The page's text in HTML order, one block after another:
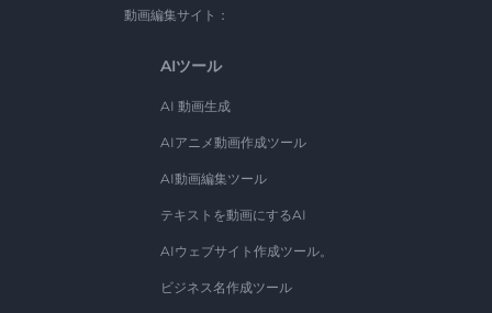
動画編集サイト：
AIツール
AI 動画生成
AIアニメ動画作成ツール
AI動画編集ツール
テキストを動画にするAI
AIウェブサイト作成ツール。
ビジネス名作成ツール